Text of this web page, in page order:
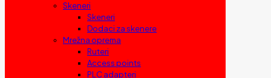
Skeneri
Skeneri
Dodaci za skenere
Mrežna oprema
Ruteri
Access points
PLC adapteri